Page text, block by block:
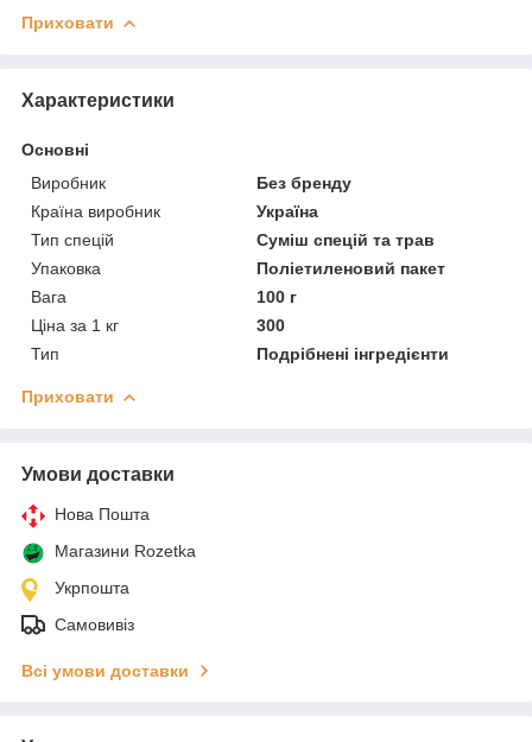
Приховати
Характеристики
Основні
Виробник
Без бренду
Країна виробник
Україна
Тип спецій
Суміш спецій та трав
Упаковка
Поліетиленовий пакет
Вага
100 г
Ціна за 1 кг
300
Тип
Подрібнені інгредієнти
Приховати
Умови доставки
Нова Пошта
Магазини Rozetka
Укрпошта
Самовивіз
Всі умови доставки